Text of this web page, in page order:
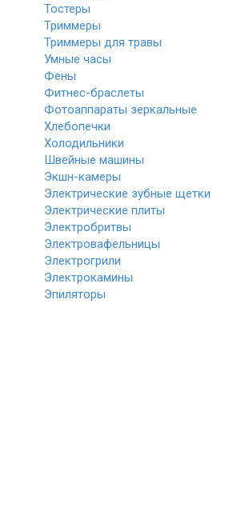
Тостеры
Триммеры
Триммеры для травы
Умные часы
Фены
Фитнес-браслеты
Фотоаппараты зеркальные
Хлебопечки
Холодильники
Швейные машины
Экшн-камеры
Электрические зубные щетки
Электрические плиты
Электробритвы
Электровафельницы
Электрогрили
Электрокамины
Эпиляторы